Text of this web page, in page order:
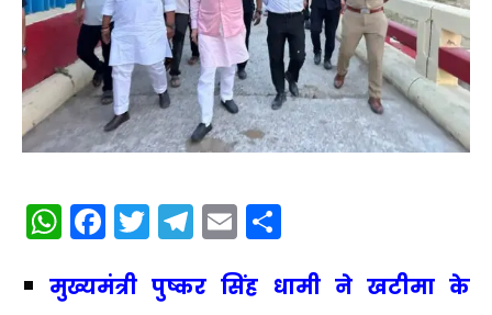
WhatsApp
Facebook
Twitter
Telegram
Email
मुख्यमंत्री पुष्कर सिंह धामी ने खटीमा के